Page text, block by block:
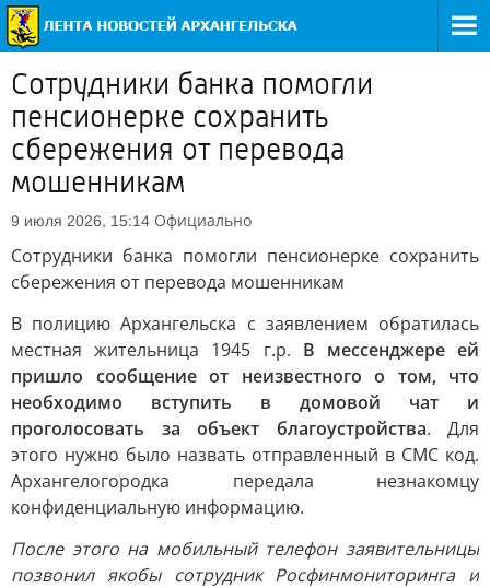
Сотрудники банка помогли
пенсионерке сохранить
сбережения от перевода
мошенникам
9 июля 2026, 15:14 Официально
Сотрудники банка помогли пенсионерке сохранить
сбережения от перевода мошенникам
В полицию Архангельска с заявлением обратилась
местная жительница 1945 г.р. В мессенджере ей
пришло сообщение от неизвестного о том, что
необходимо вступить в домовой чат и
проголосовать за объект благоустройства. Для
этого нужно было назвать отправленный в СМС код.
Архангелогородка передала незнакомцу
конфиденциальную информацию.
После этого на мобильный телефон заявительницы
позвонил якобы сотрудник Росфинмониторинга и